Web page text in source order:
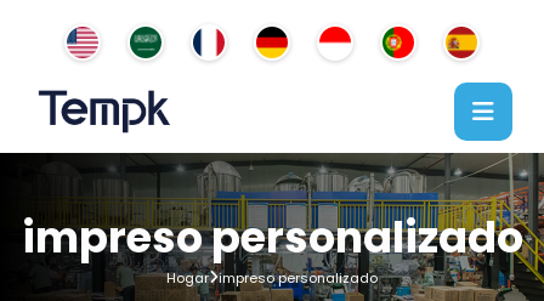
impreso personalizado
Hogar impreso personalizado